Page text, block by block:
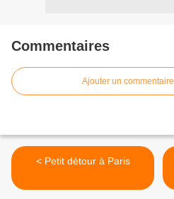
Commentaires
Ajouter un commentaire
< Petit détour à Paris